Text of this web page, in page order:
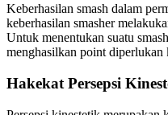
Keberhasilan smash dalam
keberhasilan smasher
Untuk menentukan suatu
menghasilkan point diperlukan
Hakekat Persepsi